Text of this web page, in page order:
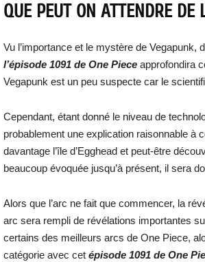
QUE PEUT ON ATTENDRE DE
Vu l’importance et le mystère de Vegapunk,
l’épisode 1091 de One Piece approfondira
Vegapunk est un peu suspecte car le
Cependant, étant donné le niveau de
probablement une explication raisonnable à
davantage l’île d’Egghead et peut-être
beaucoup évoquée jusqu’à présent, il sera
Alors que l’arc ne fait que commencer, la
arc sera rempli de révélations importantes
certains des meilleurs arcs de One Piece,
catégorie avec cet épisode 1091 de One